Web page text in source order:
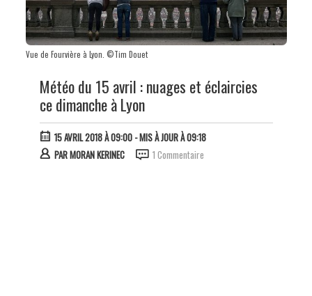
Vue de Fourvière à Lyon. ©Tim Douet
Météo du 15 avril : nuages et éclaircies
ce dimanche à Lyon
15 AVRIL 2018 À 09:00- MIS À JOUR À 09:18
PARMORAN KERINEC 1 Commentaire